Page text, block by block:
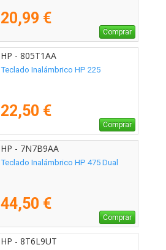
20,99 €
Comprar
HP - 805T1AA
Teclado Inalámbrico HP 225
22,50 €
Comprar
HP - 7N7B9AA
Teclado Inalámbrico HP 475 Dual
44,50 €
Comprar
HP - 8T6L9UT